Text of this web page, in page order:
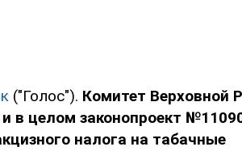
("Голос"). Комитет Верховной
в целом законопроект
налога на табачные